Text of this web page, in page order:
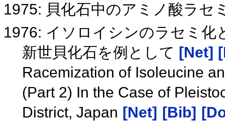
1975: 貝化石中のアミノ酸ラセ
1976: イソロイシンのラセミ化
新世貝化石を例として [Net]
Racemization of Isoleucine
(Part 2) In the Case of
District, Japan [Net] [Bib]